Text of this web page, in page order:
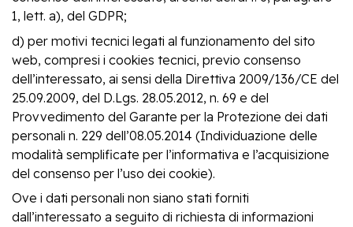
1, lett. a), del GDPR;
d) per motivi tecnici legati al funzionamento del sito
web, compresi i cookies tecnici, previo consenso
dell’interessato, ai sensi della Direttiva 2009/136/CE del
25.09.2009, del D.Lgs. 28.05.2012, n. 69 e del
Provvedimento del Garante per la Protezione dei dati
personali n. 229 dell’08.05.2014 (Individuazione delle
modalità semplificate per l’informativa e l’acquisizione
del consenso per l’uso dei cookie).
Ove i dati personali non siano stati forniti
dall’interessato a seguito di richiesta di informazioni